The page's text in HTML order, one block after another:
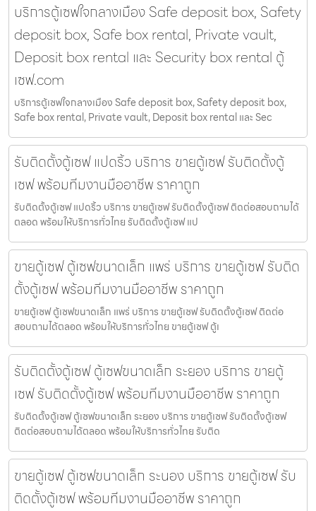
บริการตู้เซฟใจกลางเมือง Safe deposit box, Safety
deposit box, Safe box rental, Private vault,
Deposit box rental และ Security box rental ตู้
เซฟ.com
บริการตู้เซฟใจกลางเมือง Safe deposit box, Safety deposit box,
Safe box rental, Private vault, Deposit box rental และ Sec
รับติดตั้งตู้เซฟ แปดริ้ว บริการ ขายตู้เซฟ รับติดตั้งตู้
เซฟ พร้อมทีมงานมืออาชีพ ราคาถูก
รับติดตั้งตู้เซฟ แปดริ้ว บริการ ขายตู้เซฟ รับติดตั้งตู้เซฟ ติดต่อสอบถามได้
ตลอด พร้อมให้บริการทั่วไทย รับติดตั้งตู้เซฟ แป
ขายตู้เซฟ ตู้เซฟขนาดเล็ก แพร่ บริการ ขายตู้เซฟ รับติด
ตั้งตู้เซฟ พร้อมทีมงานมืออาชีพ ราคาถูก
ขายตู้เซฟ ตู้เซฟขนาดเล็ก แพร่ บริการ ขายตู้เซฟ รับติดตั้งตู้เซฟ ติดต่อ
สอบถามได้ตลอด พร้อมให้บริการทั่วไทย ขายตู้เซฟ ตู้เ
รับติดตั้งตู้เซฟ ตู้เซฟขนาดเล็ก ระยอง บริการ ขายตู้
เซฟ รับติดตั้งตู้เซฟ พร้อมทีมงานมืออาชีพ ราคาถูก
รับติดตั้งตู้เซฟ ตู้เซฟขนาดเล็ก ระยอง บริการ ขายตู้เซฟ รับติดตั้งตู้เซฟ
ติดต่อสอบถามได้ตลอด พร้อมให้บริการทั่วไทย รับติด
ขายตู้เซฟ ตู้เซฟขนาดเล็ก ระนอง บริการ ขายตู้เซฟ รับ
ติดตั้งตู้เซฟ พร้อมทีมงานมืออาชีพ ราคาถูก